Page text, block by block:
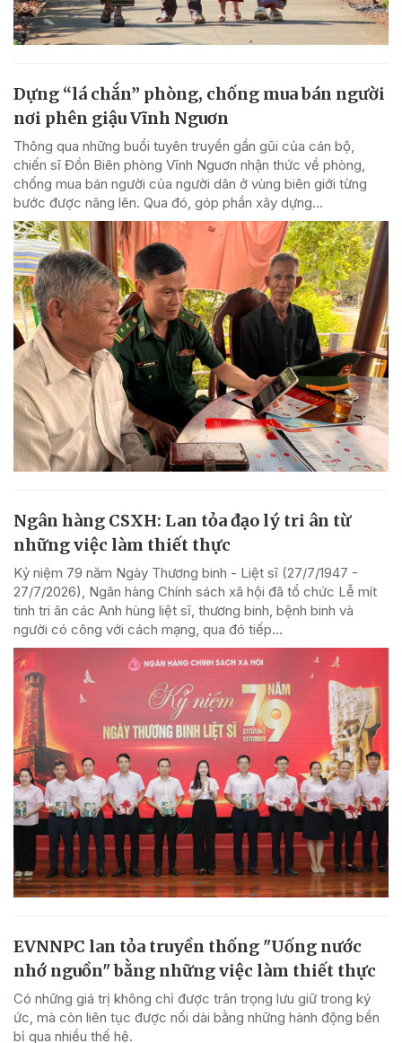
Dựng “lá chắn” phòng, chống mua bán người
nơi phên giậu Vĩnh Nguơn
Thông qua những buổi tuyên truyền gần gũi của cán bộ,
chiến sĩ Đồn Biên phòng Vĩnh Nguơn nhận thức về phòng,
chống mua bán người của người dân ở vùng biên giới từng
bước được nâng lên. Qua đó, góp phần xây dựng...
Ngân hàng CSXH: Lan tỏa đạo lý tri ân từ
những việc làm thiết thực
Kỷ niệm 79 năm Ngày Thương binh - Liệt sĩ (27/7/1947 -
27/7/2026), Ngân hàng Chính sách xã hội đã tổ chức Lễ mít
tinh tri ân các Anh hùng liệt sĩ, thương binh, bệnh binh và
người có công với cách mạng, qua đó tiếp...
EVNNPC lan tỏa truyền thống "Uống nước
nhớ nguồn" bằng những việc làm thiết thực
Có những giá trị không chỉ được trân trọng lưu giữ trong ký
ức, mà còn liên tục được nối dài bằng những hành động bền
bỉ qua nhiều thế hệ.